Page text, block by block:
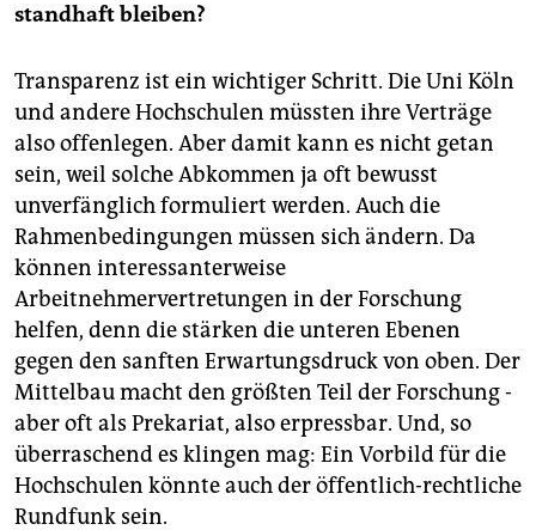
standhaft bleiben?
Transparenz ist ein wichtiger Schritt. Die Uni Köln
und andere Hochschulen müssten ihre Verträge
also offenlegen. Aber damit kann es nicht getan
sein, weil solche Abkommen ja oft bewusst
unverfänglich formuliert werden. Auch die
Rahmenbedingungen müssen sich ändern. Da
können interessanterweise
Arbeitnehmervertretungen in der Forschung
helfen, denn die stärken die unteren Ebenen
gegen den sanften Erwartungsdruck von oben. Der
Mittelbau macht den größten Teil der Forschung -
aber oft als Prekariat, also erpressbar. Und, so
überraschend es klingen mag: Ein Vorbild für die
Hochschulen könnte auch der öffentlich-rechtliche
Rundfunk sein.